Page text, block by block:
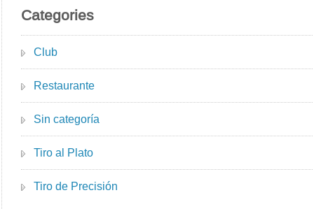
Categories
Club
Restaurante
Sin categoría
Tiro al Plato
Tiro de Precisión